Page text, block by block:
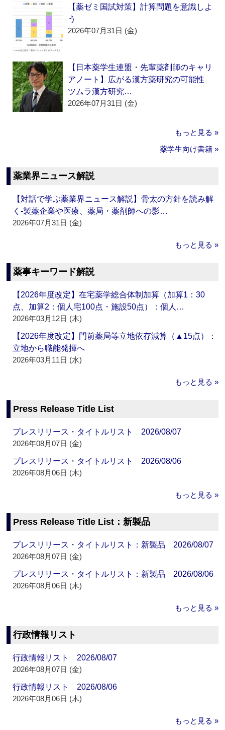
【薬ゼミ国試対策】計算問題を意識しよ
う
2026年07月31日 (金)
【日本薬学生連盟・先輩薬剤師のキャリ
アノート】広がる漢方薬研究の可能性
ツムラ漢方研究…
2026年07月31日 (金)
もっと見る »
薬学生向け書籍 »
薬業界ニュース解説
【対話で学ぶ薬業界ニュース解説】骨太の方針を読み解
く‐製薬企業や医療、薬局・薬剤師への影…
2026年07月31日 (金)
もっと見る »
薬事キーワード解説
【2026年度改定】在宅薬学総合体制加算（加算1：30
点、加算2：個人宅100点・施設50点）：個人…
2026年03月12日 (木)
【2026年度改定】門前薬局等立地依存減算（▲15点）：
立地から職能発揮へ
2026年03月11日 (水)
もっと見る »
Press Release Title List
プレスリリース・タイトルリスト 2026/08/07
2026年08月07日 (金)
プレスリリース・タイトルリスト 2026/08/06
2026年08月06日 (木)
もっと見る »
Press Release Title List：新製品
プレスリリース・タイトルリスト：新製品 2026/08/07
2026年08月07日 (金)
プレスリリース・タイトルリスト：新製品 2026/08/06
2026年08月06日 (木)
もっと見る »
行政情報リスト
行政情報リスト 2026/08/07
2026年08月07日 (金)
行政情報リスト 2026/08/06
2026年08月06日 (木)
もっと見る »